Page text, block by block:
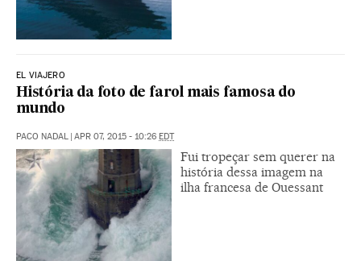
EL VIAJERO
História da foto de farol mais famosa do
mundo
PACO NADAL | APR 07, 2015 - 10:26 EDT
Fui tropeçar sem querer na
história dessa imagem na
ilha francesa de Ouessant